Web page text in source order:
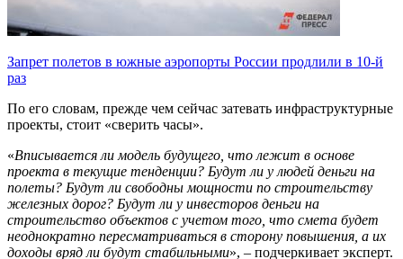
Запрет полетов в южные аэропорты России продлили в 10-й
раз
По его словам, прежде чем сейчас затевать инфраструктурные
проекты, стоит «сверить часы».
«Вписывается ли модель будущего, что лежит в основе
проекта в текущие тенденции? Будут ли у людей деньги на
полеты? Будут ли свободны мощности по строительству
железных дорог? Будут ли у инвесторов деньги на
строительство объектов с учетом того, что смета будет
неоднократно пересматриваться в сторону повышения, а их
доходы вряд ли будут стабильными», – подчеркивает эксперт.